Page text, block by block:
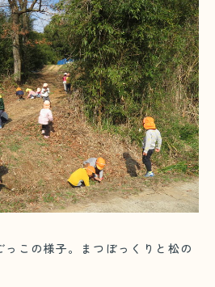
っこの様子。まつぼっくりと松の